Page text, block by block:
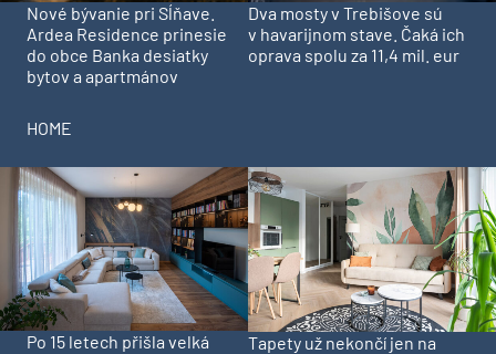
Nové bývanie pri Sĺňave.
Ardea Residence prinesie
do obce Banka desiatky
bytov a apartmánov
Dva mosty v Trebišove sú
v havarijnom stave. Čaká ich
oprava spolu za 11,4 mil. eur
HOME
Po 15 letech přišla velká
Tapety už nekončí jen na